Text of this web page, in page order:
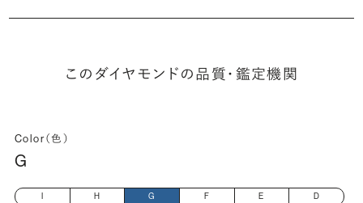
このダイヤモンドの品質・鑑定機関
Color（色）
G
H G F E D